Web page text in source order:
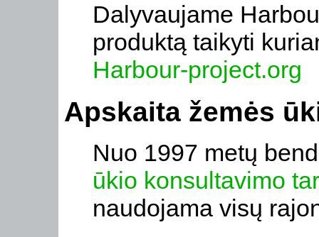
Dalyvaujame
produktą taikyti
Harbour-project.org
Apskaita žemės
Nuo 1997 metų
ūkio konsultavimo
naudojama visų